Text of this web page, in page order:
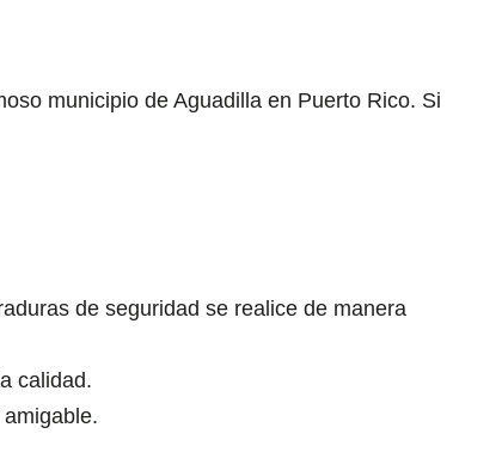
municipio de Aguadilla en Puerto Rico. Si
de seguridad se realice de manera
calidad.